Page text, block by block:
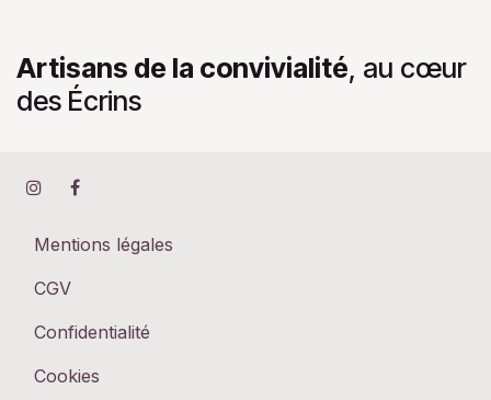
Artisans de la convivialité, au cœur
des Écrins
Mentions légales
CGV
Confidentialité
Cookies